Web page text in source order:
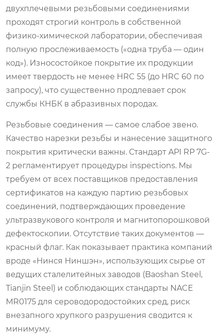
двухплечевыми резьбовыми соединениями
проходят строгий контроль в собственной
физико-химической лаборатории, обеспечивая
полную прослеживаемость («одна труба — один
код»). Износостойкое покрытие их продукции
имеет твердость не менее HRC 55 (до HRC 60 по
запросу), что существенно продлевает срок
службы КНБК в абразивных породах.
Резьбовые соединения — самое слабое звено.
Качество нарезки резьбы и нанесение защитного
покрытия критически важны. Стандарт API RP 7G-
2 регламентирует процедуры inspections. Мы
требуем от всех поставщиков предоставления
сертификатов на каждую партию резьбовых
соединений, подтверждающих проведение
ультразвукового контроля и магнитопорошковой
дефектоскопии. Отсутствие таких документов —
красный флаг. Как показывает практика компаний
вроде «Нинся Ниншэн», использующих сырье от
ведущих сталелитейных заводов (Baoshan Steel,
Tianjin Steel) и соблюдающих стандарты NACE
MR0175 для сероводородостойких сред, риск
внезапного хрупкого разрушения сводится к
минимуму.